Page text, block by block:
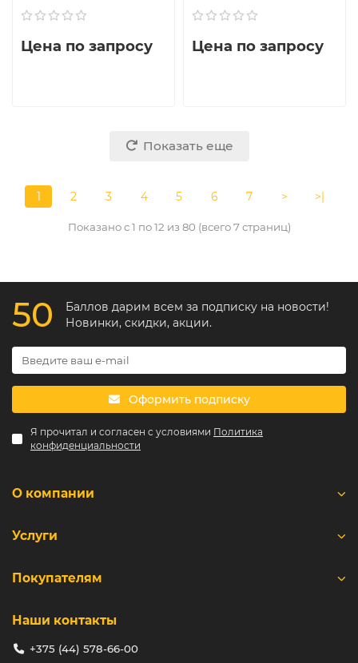
Цена по запросу Цена по запросу
Показать еще
1 2 3 4 5 6 7 > >|
Показано с 1 по 12 из 80 (всего 7 страниц)
50
Баллов дарим всем за подписку на новости!
Новинки, скидки, акции.
Оформить подписку
Я прочитал и согласен с условиями Политика
конфиденциальности
О компании
Услуги
Покупателям
Наши контакты
+375 (44) 578-66-00